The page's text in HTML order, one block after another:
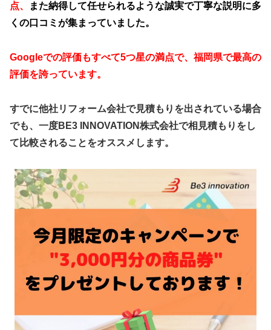
点、
また納得して任せられるような誠実で丁寧な説明に多
くの口コミが集まっていました。
Googleでの評価もすべて5つ星の満点で、福岡県で最高の
評価を誇っています。
すでに他社リフォーム会社で見積もりを出されている場合
でも、一度BE3 INNOVATION株式会社で相見積もりをし
て比較されることをオススメします。